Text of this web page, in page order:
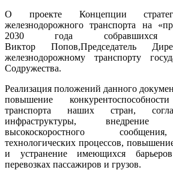
О проекте Концепции
железнодорожного транспорта на
2030 года собравшихся
Виктор Попов,Председатель
железнодорожному транспорту
Содружества.
Реализация положений данного
повышение
транспорта наших стран,
инфраструктуры,
высокоскоростного
технологических процессов,
и устранение имеющихся
перевозках пассажиров и грузов.